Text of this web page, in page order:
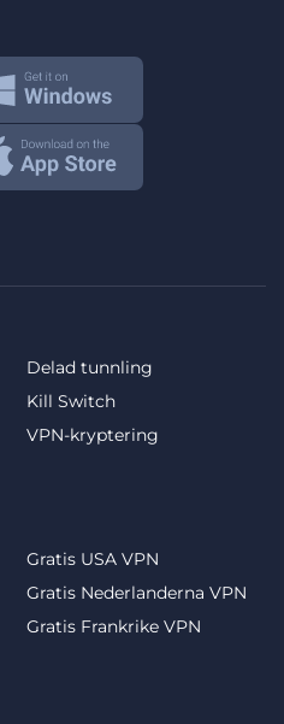
Delad tunnling
Kill Switch
VPN-kryptering
Gratis USA VPN
Gratis Nederlanderna VPN
Gratis Frankrike VPN